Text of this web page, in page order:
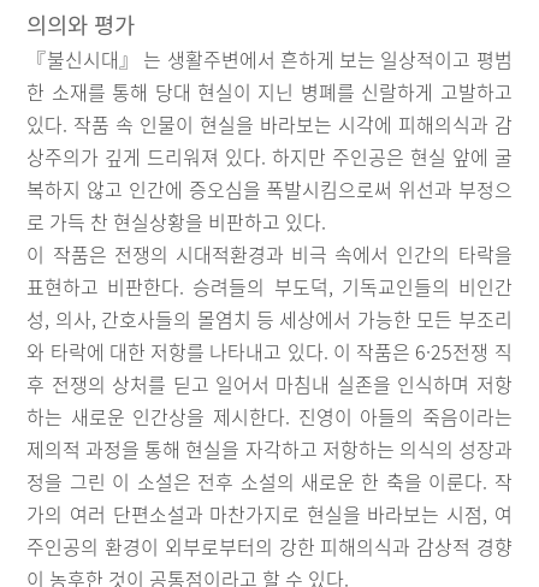
의의와 평가
『불신시대』 는 생활주변에서 흔하게 보는 일상적이고 평범
한 소재를 통해 당대 현실이 지닌 병폐를 신랄하게 고발하고
있다. 작품 속 인물이 현실을 바라보는 시각에 피해의식과 감
상주의가 깊게 드리워져 있다. 하지만 주인공은 현실 앞에 굴
복하지 않고 인간에 증오심을 폭발시킴으로써 위선과 부정으
로 가득 찬 현실상황을 비판하고 있다.
이 작품은 전쟁의 시대적환경과 비극 속에서 인간의 타락을
표현하고 비판한다. 승려들의 부도덕, 기독교인들의 비인간
성, 의사, 간호사들의 몰염치 등 세상에서 가능한 모든 부조리
와 타락에 대한 저항를 나타내고 있다. 이 작품은 6·25전쟁 직
후 전쟁의 상처를 딛고 일어서 마침내 실존을 인식하며 저항
하는 새로운 인간상을 제시한다. 진영이 아들의 죽음이라는
제의적 과정을 통해 현실을 자각하고 저항하는 의식의 성장과
정을 그린 이 소설은 전후 소설의 새로운 한 축을 이룬다. 작
가의 여러 단편소설과 마찬가지로 현실을 바라보는 시점, 여
주인공의 환경이 외부로부터의 강한 피해의식과 감상적 경향
이 농후한 것이 공통점이라고 할 수 있다.